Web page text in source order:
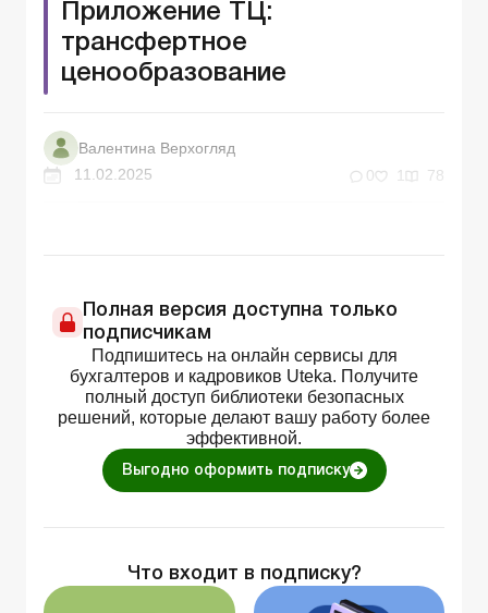
Приложение ТЦ:
трансфертное
ценообразование
Валентина Верхогляд
11.02.2025
0 1 78
Полная версия доступна только
подписчикам
Подпишитесь на онлайн сервисы для
бухгалтеров и кадровиков Uteka. Получите
полный доступ библиотеки безопасных
решений, которые делают вашу работу более
эффективной.
Выгодно оформить подписку
Что входит в подписку?